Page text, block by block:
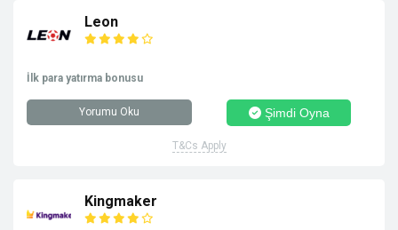
Leon
İlk para yatırma bonusu
Yorumu Oku Şimdi Oyna
T&Cs Apply
Kingmaker